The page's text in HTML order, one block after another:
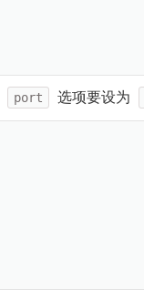
port 选项要设为